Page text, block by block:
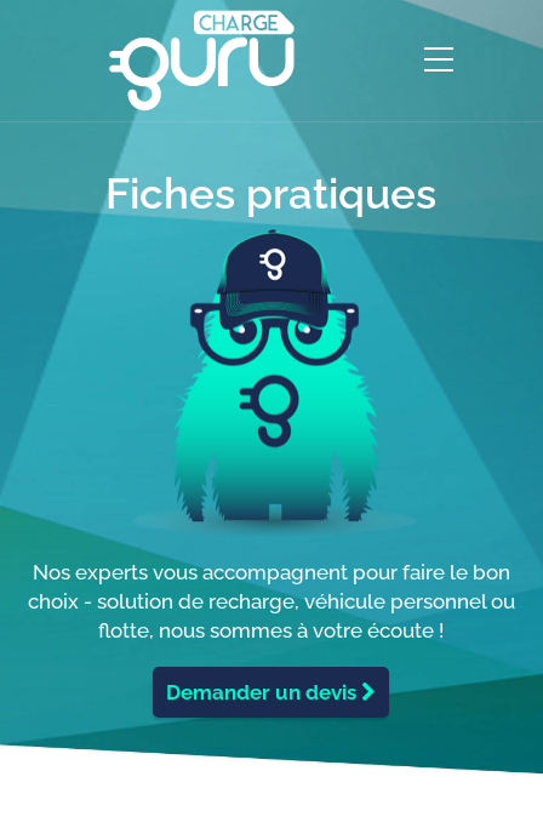
Fiches pratiques
Nos experts vous accompagnent pour faire le bon
choix - solution de recharge, véhicule personnel ou
flotte, nous sommes à votre écoute !
Demander un devis